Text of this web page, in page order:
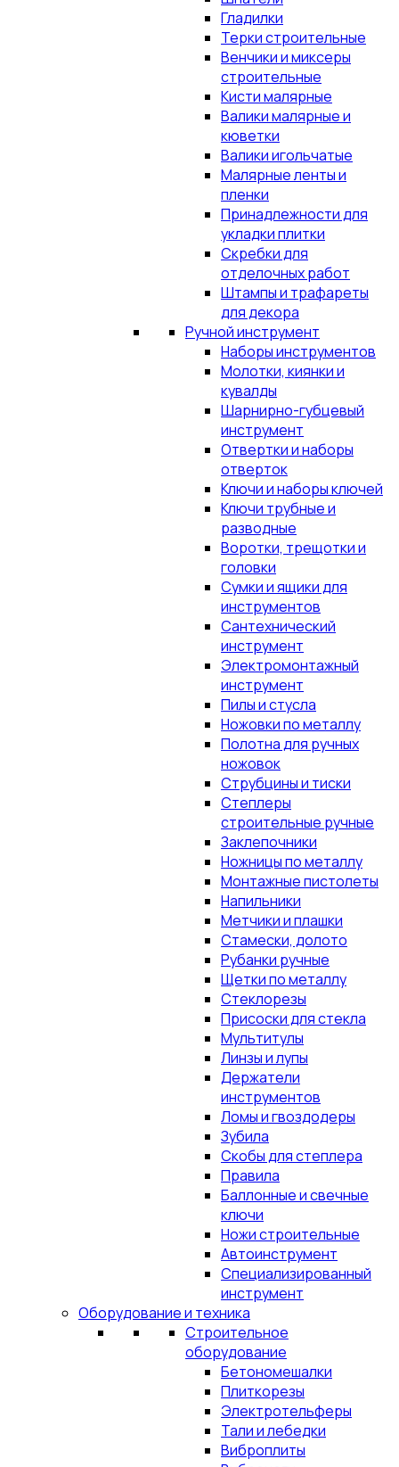
Гладилки
Терки строительные
Венчики и миксеры
строительные
Кисти малярные
Валики малярные и
кюветки
Валики игольчатые
Малярные ленты и
пленки
Принадлежности для
укладки плитки
Скребки для
отделочных работ
Штампы и трафареты
для декора
Ручной инструмент
Наборы инструментов
Молотки, киянки и
кувалды
Шарнирно-губцевый
инструмент
Отвертки и наборы
отверток
Ключи и наборы ключей
Ключи трубные и
разводные
Воротки, трещотки и
головки
Сумки и ящики для
инструментов
Сантехнический
инструмент
Электромонтажный
инструмент
Пилы и стусла
Ножовки по металлу
Полотна для ручных
ножовок
Струбцины и тиски
Степлеры
строительные ручные
Заклепочники
Ножницы по металлу
Монтажные пистолеты
Напильники
Метчики и плашки
Стамески, долото
Рубанки ручные
Щетки по металлу
Стеклорезы
Присоски для стекла
Мультитулы
Линзы и лупы
Держатели
инструментов
Ломы и гвоздодеры
Зубила
Скобы для степлера
Правила
Баллонные и свечные
ключи
Ножи строительные
Автоинструмент
Специализированный
инструмент
Оборудование и техника
Строительное
оборудование
Бетономешалки
Плиткорезы
Электротельферы
Тали и лебедки
Виброплиты